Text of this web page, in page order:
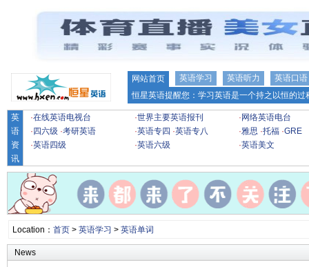
网站首页 英语学习 英语听力
英语口语
恒星英语提醒您：学习英语是一个持之以恒的
英
语
资
讯
·在线英语电视台 ·世界主要英语报刊 · 网络英语电台
· 四六级 ·考研英语 ·英语专四 ·英语专八 ·雅思 ·托福 ·GRE
·英语四级 ·英语六级 ·英语美文
Location： 首页> 英语学习 > 英语单词
News